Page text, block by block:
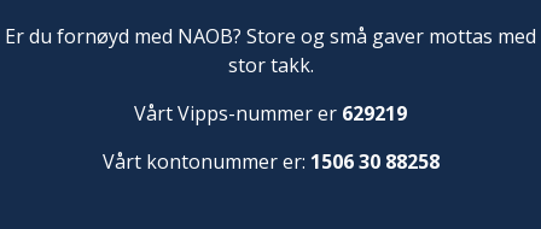
Er du fornøyd med NAOB? Store og små gaver mottas med
stor takk.
Vårt Vipps-nummer er 629219
Vårt kontonummer er: 1506 30 88258